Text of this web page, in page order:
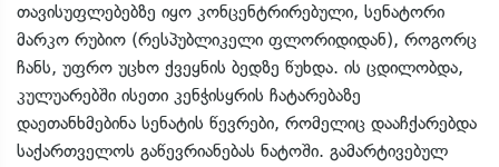
თავისუფლებებზე იყო კონცენტრირებული, სენატორი
მარკო რუბიო (რესპუბლიკელი ფლორიდიდან), როგორც
ჩანს, უფრო უცხო ქვეყნის ბედზე წუხდა. ის ცდილობდა,
კულუარებში ისეთი კენჭისყრის ჩატარებაზე
დაეთანხმებინა სენატის წევრები, რომელიც დააჩქარებდა
საქართველოს გაწევრიანებას ნატოში. გამარტივებულ